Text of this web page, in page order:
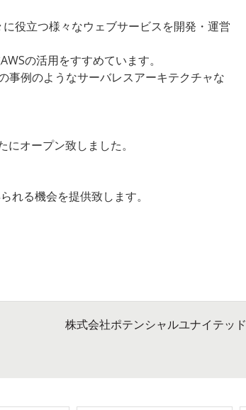
役立つ様々なウェブサービスを開発・運営
の活用をすすめています。
事例のようなサーバレスアーキテクチャな
オープン致しました。
れる機会を提供致します。
株式会社ポテンシャルユナイテッド